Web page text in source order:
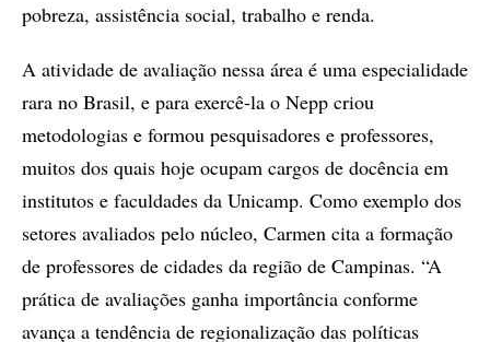
pobreza, assistência social, trabalho e renda.
A atividade de avaliação nessa área é uma especialidade
rara no Brasil, e para exercê-la o Nepp criou
metodologias e formou pesquisadores e professores,
muitos dos quais hoje ocupam cargos de docência em
institutos e faculdades da Unicamp. Como exemplo dos
setores avaliados pelo núcleo, Carmen cita a formação
de professores de cidades da região de Campinas. “A
prática de avaliações ganha importância conforme
avança a tendência de regionalização das políticas